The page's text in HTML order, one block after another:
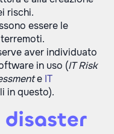
rischi.
essere le
aver individuato
in uso (IT Risk
e IT
in questo).